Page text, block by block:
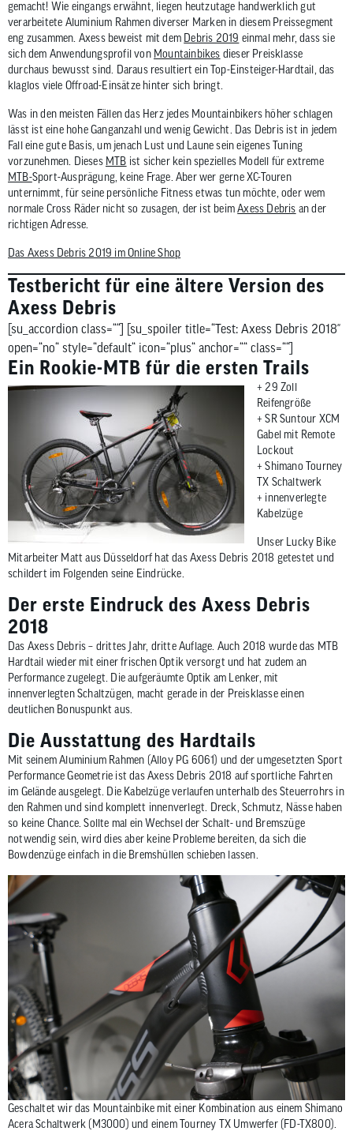
gemacht! Wie eingangs erwähnt, liegen heutzutage handwerklich gut
verarbeitete Aluminium Rahmen diverser Marken in diesem Preissegment
eng zusammen. Axess beweist mit dem Debris 2019 einmal mehr, dass sie
sich dem Anwendungsprofil von Mountainbikes dieser Preisklasse
durchaus bewusst sind. Daraus resultiert ein Top-Einsteiger-Hardtail, das
klaglos viele Offroad-Einsätze hinter sich bringt.
Was in den meisten Fällen das Herz jedes Mountainbikers höher schlagen
lässt ist eine hohe Ganganzahl und wenig Gewicht. Das Debris ist in jedem
Fall eine gute Basis, um jenach Lust und Laune sein eigenes Tuning
vorzunehmen. Dieses MTB ist sicher kein spezielles Modell für extreme
MTB-Sport-Ausprägung, keine Frage. Aber wer gerne XC-Touren
unternimmt, für seine persönliche Fitness etwas tun möchte, oder wem
normale Cross Räder nicht so zusagen, der ist beimAxess Debris an der
richtigen Adresse.
Das Axess Debris 2019 im Online Shop
Testbericht für eine ältere Version des
Axess Debris
[su_accordion class=““] [su_spoiler title=“Test: Axess Debris 2018″
open=“no“ style=“default“ icon=“plus“ anchor=““ class=““]
Ein Rookie-MTB für die ersten Trails
+ 29 Zoll
Reifengröße
+ SR Suntour XCM
Gabel mit Remote
Lockout
+ Shimano Tourney
TX Schaltwerk
+ innenverlegte
Kabelzüge
Unser Lucky Bike
Mitarbeiter Matt aus Düsseldorf hat das Axess Debris 2018 getestet und
schildert im Folgenden seine Eindrücke.
Der erste Eindruck des Axess Debris
2018
Das Axess Debris – drittes Jahr, dritte Auflage. Auch 2018 wurde das MTB
Hardtail wieder mit einer frischen Optik versorgt und hat zudem an
Performance zugelegt. Die aufgeräumte Optik am Lenker, mit
innenverlegten Schaltzügen, macht gerade in der Preisklasse einen
deutlichen Bonuspunkt aus.
Die Ausstattung des Hardtails
Mit seinem Aluminium Rahmen (Alloy PG 6061) und der umgesetzten Sport
Performance Geometrie ist das Axess Debris 2018 auf sportliche Fahrten
im Gelände ausgelegt. Die Kabelzüge verlaufen unterhalb des Steuerrohrs in
den Rahmen und sind komplett innenverlegt. Dreck, Schmutz, Nässe haben
so keine Chance. Sollte mal ein Wechsel der Schalt- und Bremszüge
notwendig sein, wird dies aber keine Probleme bereiten, da sich die
Bowdenzüge einfach in die Bremshüllen schieben lassen.
Geschaltet wir das Mountainbike mit einer Kombination aus einem Shimano
Acera Schaltwerk (M3000) und einem Tourney TX Umwerfer (FD-TX800).